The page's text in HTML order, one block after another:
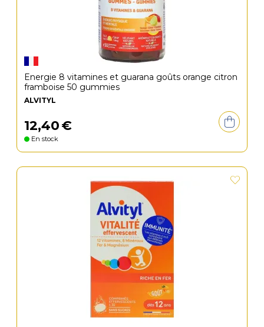
Energie 8 vitamines et guarana goûts orange citron
framboise 50 gummies
ALVITYL
12,40€
En stock